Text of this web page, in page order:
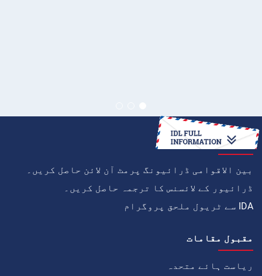
کیسے
بین الاقوامی ڈرائیونگ پرمٹ آن لائن حاصل کریں۔
ڈرائیور کے لائسنس کا ترجمہ حاصل کریں۔
IDA سے ٹریول ملحق پروگرام
مقبول مقامات
ریاست ہائے متحدہ